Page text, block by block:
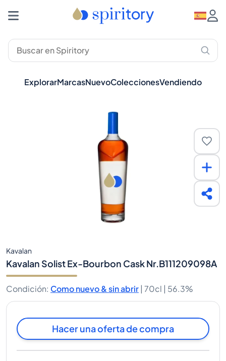
ExplorarMarcasNuevoColeccionesVendiendo
Kavalan
Kavalan Solist Ex-Bourbon Cask Nr.B111209098A
Condición: Como nuevo & sin abrir | 70cl | 56.3%
Hacer una oferta de compra